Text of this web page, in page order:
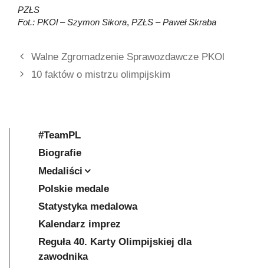
PZŁS
Fot.: PKOl – Szymon Sikora, PZŁS – Paweł Skraba
Walne Zgromadzenie Sprawozdawcze PKOl
10 faktów o mistrzu olimpijskim
#TeamPL
Biografie
Medaliści
Polskie medale
Statystyka medalowa
Kalendarz imprez
Reguła 40. Karty Olimpijskiej dla
zawodnika